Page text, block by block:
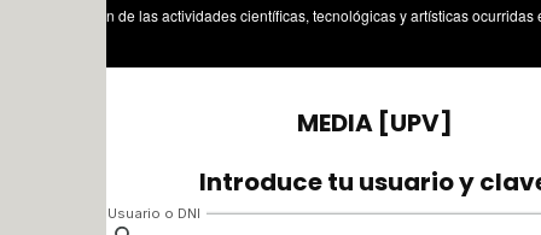
de las actividades científicas, tecnológicas y artísticas ocurridas en los tres